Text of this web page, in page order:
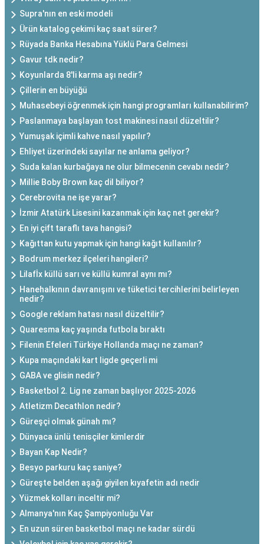
Supra'nın en eski modeli
Ürün katalog çekimi kaç saat sürer?
Rüyada Banka Hesabına Yüklü Para Gelmesi
Gavur tdk nedir?
Koyunlarda 8'li karma aşı nedir?
Çillerin en büyüğü
Muhasebeyi öğrenmek için hangi programları kullanabilirim?
Paslanmaya başlayan tost makinesi nasıl düzeltilir?
Yumuşak içimli kahve nasıl yapılır?
Ehliyet üzerindeki sayılar ne anlama geliyor?
Suda kalan kurbağaya ne olur bilmecenin cevabı nedir?
Millie Boby Brown kaç dil biliyor?
Cerebrovita ne işe yarar?
İzmir Atatürk Lisesini kazanmak için kaç net gerekir?
En iyi çift taraflı tava hangisi?
Kağıttan kutu yapmak için hangi kağıt kullanılır?
Bodrum merkez ilçeleri hangileri?
Lilafİx küllü sarı ve küllü kumral aynı mı?
Hanehalkının davranışını ve tüketici tercihlerini belirleyen
nedir?
Google reklam hatası nasıl düzeltilir?
Quaresma kaç yaşında futbola bıraktı
Filenin Efeleri Türkiye Hollanda maçı ne zaman?
Kupa maçındaki kart ligde geçerli mi
GABA ve glisin nedir?
Basketbol 2. Lig ne zaman başlıyor 2025-2026
Atletizm Decathlon nedir?
Güreşçi olmak günah mı?
Dünyaca ünlü tenisçiler kimlerdir
Bayan Kap Nedir?
Besyo parkuru kaç saniye?
Güreşte belden aşağı giyilen kıyafetin adı nedir
Yüzmek kolları inceltir mi?
Almanya'nın Kaç Şampiyonluğu Var
En uzun süren basketbol maçı ne kadar sürdü